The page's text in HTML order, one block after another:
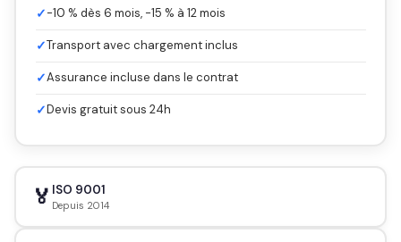
✓-10 % dès 6 mois, -15 % à 12 mois
✓Transport avec chargement inclus
✓Assurance incluse dans le contrat
✓Devis gratuit sous 24h
🏅 ISO 9001
Depuis 2014